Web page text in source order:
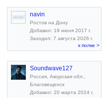
navin
Ростов на Дону
Добавил: 19 июня 2017 г.
Заходил: 7 августа 2026 г.
к полке >
Soundwave127
Россия, Амурская обл.,
Благовещенск
Добавил: 20 марта 2024 г.